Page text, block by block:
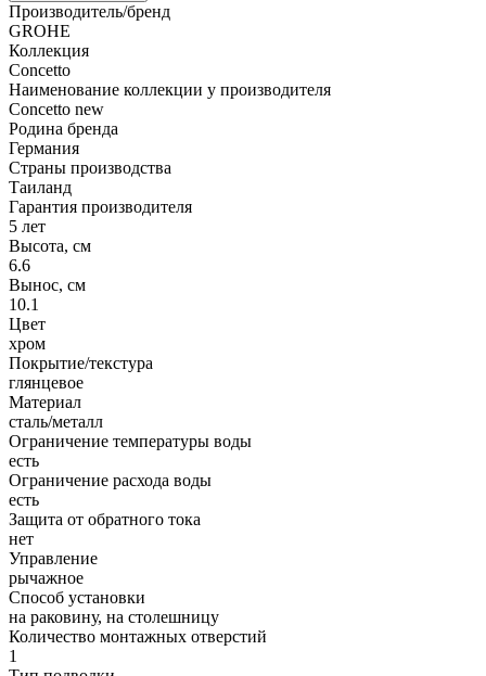
Производитель/бренд
GROHE
Коллекция
Concetto
Наименование коллекции у производителя
Concetto new
Родина бренда
Германия
Страны производства
Таиланд
Гарантия производителя
5 лет
Высота, см
6.6
Вынос, см
10.1
Цвет
хром
Покрытие/текстура
глянцевое
Материал
сталь/металл
Ограничение температуры воды
есть
Ограничение расхода воды
есть
Защита от обратного тока
нет
Управление
рычажное
Способ установки
на раковину, на столешницу
Количество монтажных отверстий
1